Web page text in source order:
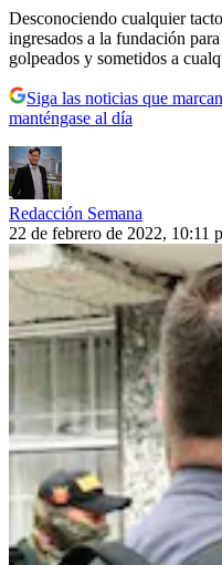
Desconociendo cualquier
ingresados a la fundación
golpeados y sometidos a
Siga las noticias que
manténgase al día
Redacción Semana
22 de febrero de 2022, 10:11